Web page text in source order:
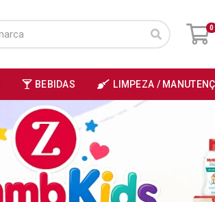
0
BEBIDAS LIMPEZA /